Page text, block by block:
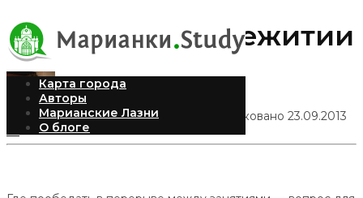
Карта города
Авторы
Марианские Лазни
О блоге
Столовая в общежитии
Александра Рыбинская
Опубликовано 23.09.2013